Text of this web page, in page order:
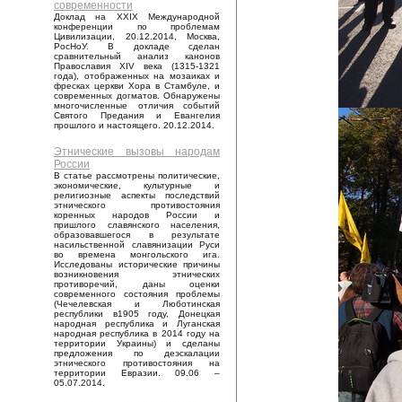
современности
Доклад на XXIX Международной
конференции по проблемам
Цивилизации, 20.12.2014, Москва,
РосНоУ. В докладе сделан
сравнительный анализ канонов
Православия XIV века (1315-1321
года), отображенных на мозаиках и
фресках церкви Хора в Стамбуле, и
современных догматов. Обнаружены
многочисленные отличия событий
Святого Предания и Евангелия
прошлого и настоящего. 20.12.2014.
Этнические вызовы народам
России
В статье рассмотрены политические,
экономические, культурные и
религиозные аспекты последствий
этнического противостояния
коренных народов России и
пришлого славянского населения,
образовавшегося в результате
насильственной славянизации Руси
во времена монгольского ига.
Исследованы исторические причины
возникновения этнических
противоречий, даны оценки
современного состояния проблемы
(Чечелевская и Люботинская
республики в1905 году, Донецкая
народная республика и Луганская
народная республика в 2014 году на
территории Украины) и сделаны
предложения по деэскалации
этнического противостояния на
территории Евразии. 09.06 –
05.07.2014.